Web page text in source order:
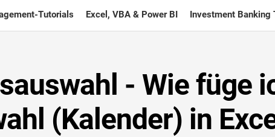
Tutorials Excel, VBA & Power BI Investment Banking
- Wie füge
(Kalender) in